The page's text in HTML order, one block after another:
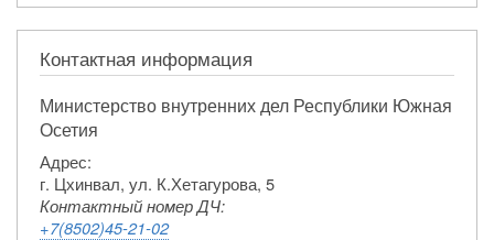
Контактная информация
Министерство внутренних дел Республики Южная
Осетия
Адрес:
г. Цхинвал, ул. К.Хетагурова, 5
Контактный номер ДЧ:
+7(8502)45-21-02